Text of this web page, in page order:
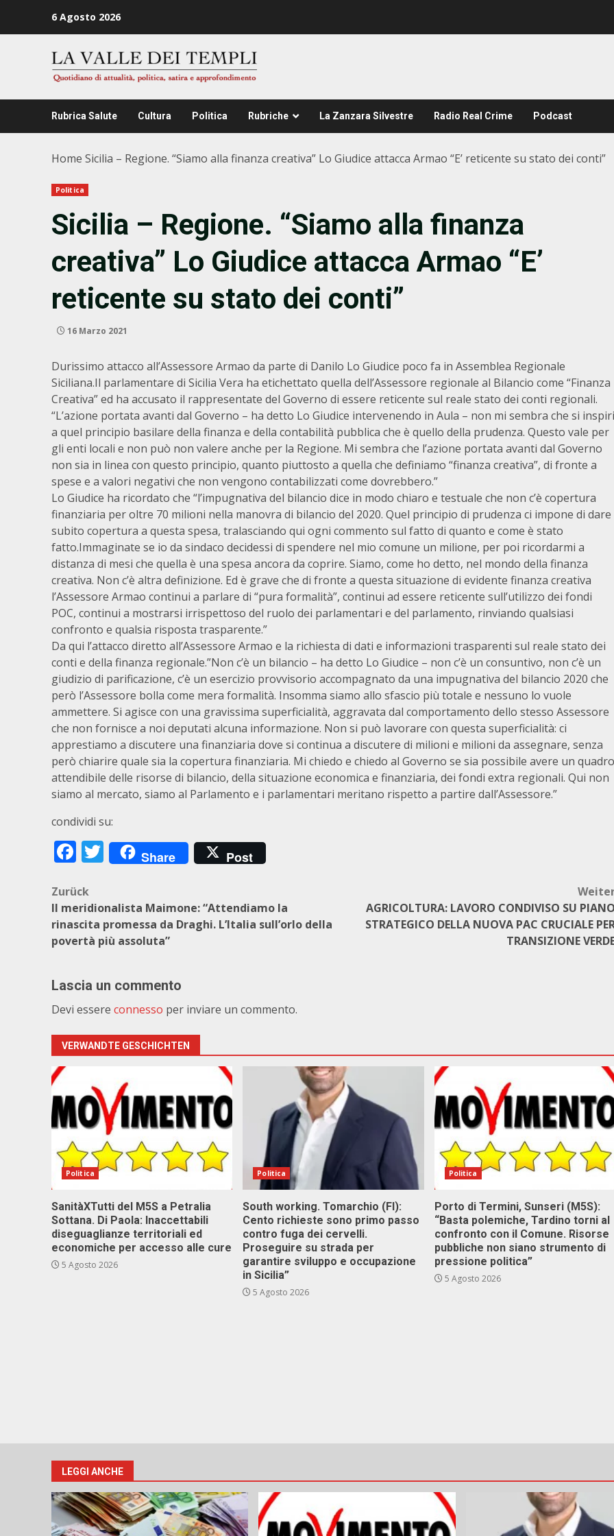
6 Agosto 2026
Rubrica Salute Cultura Politica Rubriche La Zanzara Silvestre Radio Real Crime Podcast
Home Sicilia – Regione. “Siamo alla finanza creativa” Lo Giudice attacca Armao “E’ reticente su stato dei conti”
Politica
Sicilia – Regione. “Siamo alla finanza
creativa” Lo Giudice attacca Armao “E’
reticente su stato dei conti”
16 Marzo 2021
Durissimo attacco all’Assessore Armao da parte di Danilo Lo Giudice poco fa in Assemblea Regionale
Siciliana.Il parlamentare di Sicilia Vera ha etichettato quella dell’Assessore regionale al Bilancio come “Finanza
Creativa” ed ha accusato il rappresentate del Governo di essere reticente sul reale stato dei conti regionali.
“L’azione portata avanti dal Governo – ha detto Lo Giudice intervenendo in Aula – non mi sembra che si inspiri
a quel principio basilare della finanza e della contabilità pubblica che è quello della prudenza. Questo vale per
gli enti locali e non può non valere anche per la Regione. Mi sembra che l’azione portata avanti dal Governo
non sia in linea con questo principio, quanto piuttosto a quella che definiamo “finanza creativa”, di fronte a
spese e a valori negativi che non vengono contabilizzati come dovrebbero.”
Lo Giudice ha ricordato che “l’impugnativa del bilancio dice in modo chiaro e testuale che non c’è copertura
finanziaria per oltre 70 milioni nella manovra di bilancio del 2020. Quel principio di prudenza ci impone di dare
subito copertura a questa spesa, tralasciando qui ogni commento sul fatto di quanto e come è stato
fatto.Immaginate se io da sindaco decidessi di spendere nel mio comune un milione, per poi ricordarmi a
distanza di mesi che quella è una spesa ancora da coprire. Siamo, come ho detto, nel mondo della finanza
creativa. Non c’è altra definizione. Ed è grave che di fronte a questa situazione di evidente finanza creativa
l’Assessore Armao continui a parlare di “pura formalità”, continui ad essere reticente sull’utilizzo dei fondi
POC, continui a mostrarsi irrispettoso del ruolo dei parlamentari e del parlamento, rinviando qualsiasi
confronto e qualsia risposta trasparente.”
Da qui l’attacco diretto all’Assessore Armao e la richiesta di dati e informazioni trasparenti sul reale stato dei
conti e della finanza regionale.”Non c’è un bilancio – ha detto Lo Giudice – non c’è un consuntivo, non c’è un
giudizio di parificazione, c’è un esercizio provvisorio accompagnato da una impugnativa del bilancio 2020 che
però l’Assessore bolla come mera formalità. Insomma siamo allo sfascio più totale e nessuno lo vuole
ammettere. Si agisce con una gravissima superficialità, aggravata dal comportamento dello stesso Assessore
che non fornisce a noi deputati alcuna informazione. Non si può lavorare con questa superficialità: ci
apprestiamo a discutere una finanziaria dove si continua a discutere di milioni e milioni da assegnare, senza
però chiarire quale sia la copertura finanziaria. Mi chiedo e chiedo al Governo se sia possibile avere un quadro
attendibile delle risorse di bilancio, della situazione economica e finanziaria, dei fondi extra regionali. Qui non
siamo al mercato, siamo al Parlamento e i parlamentari meritano rispetto a partire dall’Assessore.”
condividi su:
Facebook
Twitter
Share Post
Beitragsnavigation
Zurück
Il meridionalista Maimone: “Attendiamo la
rinascita promessa da Draghi. L’Italia sull’orlo della
povertà più assoluta”
AGRICOLTURA: LAVORO CONDIVISO SU
STRATEGICO DELLA NUOVA PAC CRUCIALE
TRANSIZIONE
Lascia un commento
Devi essere connesso per inviare un commento.
VERWANDTE GESCHICHTEN
Politica
SanitàXTutti del M5S a Petralia
Sottana. Di Paola: Inaccettabili
diseguaglianze territoriali ed
economiche per accesso alle cure
5 Agosto 2026
Politica
South working. Tomarchio (FI):
Cento richieste sono primo passo
contro fuga dei cervelli.
Proseguire su strada per
garantire sviluppo e occupazione
in Sicilia”
5 Agosto 2026
Politica
Porto di Termini, Sunseri (M5S):
“Basta polemiche, Tardino torni al
confronto con il Comune. Risorse
pubbliche non siano strumento di
pressione politica”
5 Agosto 2026
LEGGI ANCHE